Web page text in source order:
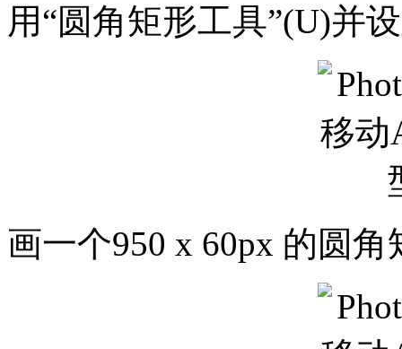
用“圆角矩形工具”(U)并
画一个950 x 60px 的圆角